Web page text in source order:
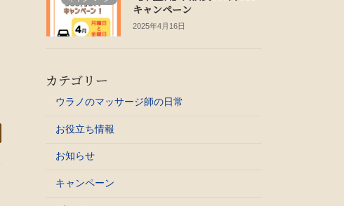
キャンペーン
2025年4月16日
カテゴリー
ウラノのマッサージ師の日常
お役立ち情報
お知らせ
キャンペーン